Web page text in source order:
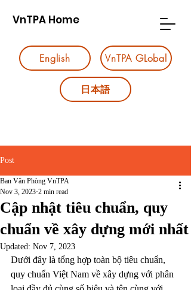
VnTPA Home
English VnTPA GLobal
日本語
Post
Cập nhật tiêu chuẩn, quy
chuẩn về xây dựng mới nhất
Ban Văn Phòng VnTPA
Nov 3, 2023 2 min read
Updated: Nov 7, 2023
Dưới đây là tổng hợp toàn bộ tiêu chuẩn,
quy chuẩn Việt Nam về xây dựng với phân